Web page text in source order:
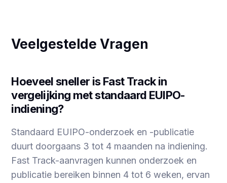
Veelgestelde Vragen
Hoeveel sneller is Fast Track in
vergelijking met standaard EUIPO-
indiening?
Standaard EUIPO-onderzoek en -publicatie
duurt doorgaans 3 tot 4 maanden na indiening.
Fast Track-aanvragen kunnen onderzoek en
publicatie bereiken binnen 4 tot 6 weken, ervan